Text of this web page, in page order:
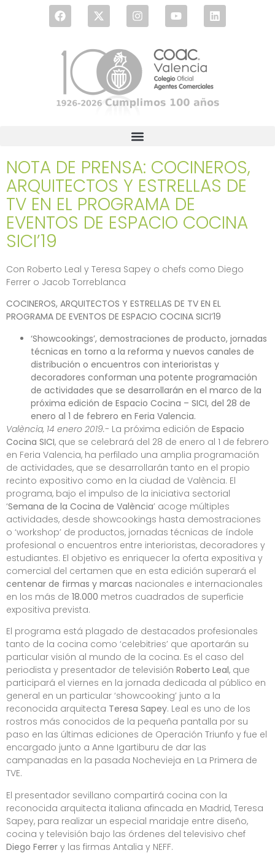
NOTA DE PRENSA: COCINEROS,
ARQUITECTOS Y ESTRELLAS DE
TV EN EL PROGRAMA DE
EVENTOS DE ESPACIO COCINA
SICI’19
Con Roberto Leal y Teresa Sapey o chefs como Diego
Ferrer o Jacob Torreblanca
COCINEROS, ARQUITECTOS Y ESTRELLAS DE TV EN EL
PROGRAMA DE EVENTOS DE ESPACIO COCINA SICI’19
‘Showcookings’, demostraciones de producto, jornadas
técnicas en torno a la reforma y nuevos canales de
distribución o encuentros con interioristas y
decoradores conforman una potente programación
de actividades que se desarrollarán en el marco de la
próxima edición de Espacio Cocina – SICI, del 28 de
enero al 1 de febrero en Feria Valencia.
València, 14 enero 2019.- La próxima edición de Espacio
Cocina SICI, que se celebrará del 28 de enero al 1 de febrero
en Feria Valencia, ha perfilado una amplia programación
de actividades, que se desarrollarán tanto en el propio
recinto expositivo como en la ciudad de València. El
programa, bajo el impulso de la iniciativa sectorial
‘Semana de la Cocina de València’ acoge múltiples
actividades, desde showcookings hasta demostraciones
o ‘workshop’ de productos, jornadas técnicas de índole
profesional o encuentros entre interioristas, decoradores y
estudiantes. El objetivo es enriquecer la oferta expositiva y
comercial del certamen que en esta edición superará el
centenar de firmas y marcas nacionales e internacionales
en los más de 18.000 metros cuadrados de superficie
expositiva prevista.
El programa está plagado de destacados profesionales
tanto de la cocina como ‘celebitries’ que aportarán su
particular visión al mundo de la cocina. Es el caso del
periodista y presentador de televisión Roberto Leal, que
participará el viernes en la jornada dedicada al público en
general en un particular ‘showcooking’ junto a la
reconocida arquitecta Teresa Sapey. Leal es uno de los
rostros más conocidos de la pequeña pantalla por su
paso en las últimas ediciones de Operación Triunfo y fue el
encargado junto a Anne Igartiburu de dar las
campanadas en la pasada Nochevieja en La Primera de
TVE.
El presentador sevillano compartirá cocina con la
reconocida arquitecta italiana afincada en Madrid, Teresa
Sapey, para realizar un especial maridaje entre diseño,
cocina y televisión bajo las órdenes del televisivo chef
Diego Ferrer y las firmas Antalia y NEFF.